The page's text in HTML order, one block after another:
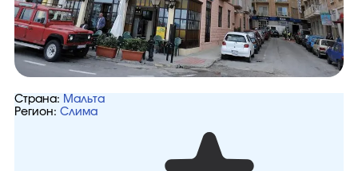
Страна: Мальта
Регион: Слима